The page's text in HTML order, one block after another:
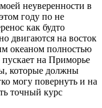
неуверенности в
году по не
как будто
двигаются на восток
океаном полностью
на Приморье
которые должны
могу повернуть и на
точный курс